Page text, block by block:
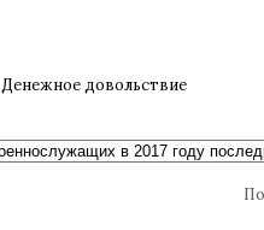
Денежное довольствие